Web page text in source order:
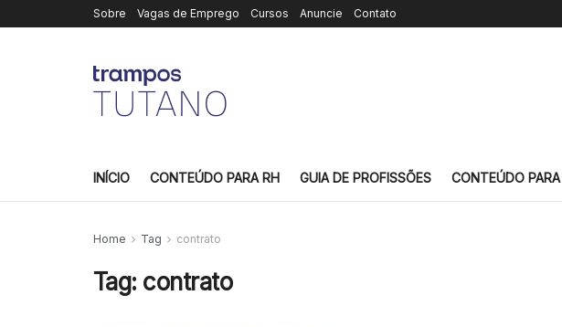
Sobre Vagas de Emprego Cursos Anuncie Contato
INÍCIO CONTEÚDO PARA RH GUIA DE PROFISSÕES CONTEÚDO
Home Tag contrato
Tag: contrato